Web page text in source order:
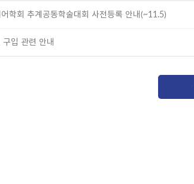
학회 추계공동학술대회 사전등록 안내(~11.5)
입 관련 안내